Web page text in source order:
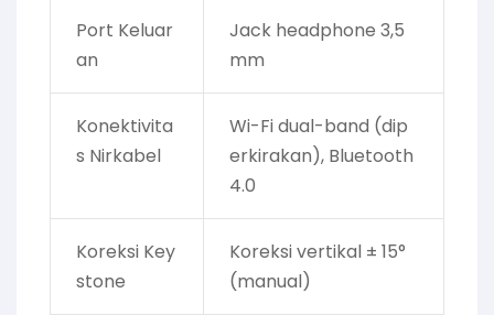
Port Keluar
an
Jack headphone 3,5
mm
Konektivita
s Nirkabel
Wi-Fi dual-band (dip
erkirakan), Bluetooth
4.0
Koreksi Key
stone
Koreksi vertikal ± 15°
(manual)